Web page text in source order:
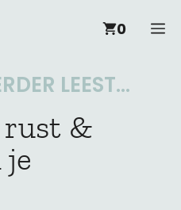
0
LEEST...
&